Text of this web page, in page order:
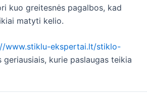
kuo greitesnės pagalbos, kad
matyti kelio.
www.stiklu-ekspertai.lt/stiklo-
kurie paslaugas teikia